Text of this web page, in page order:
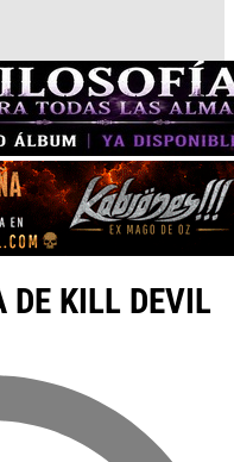
DE KILL DEVIL